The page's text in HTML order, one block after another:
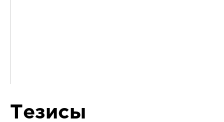
Тезисы